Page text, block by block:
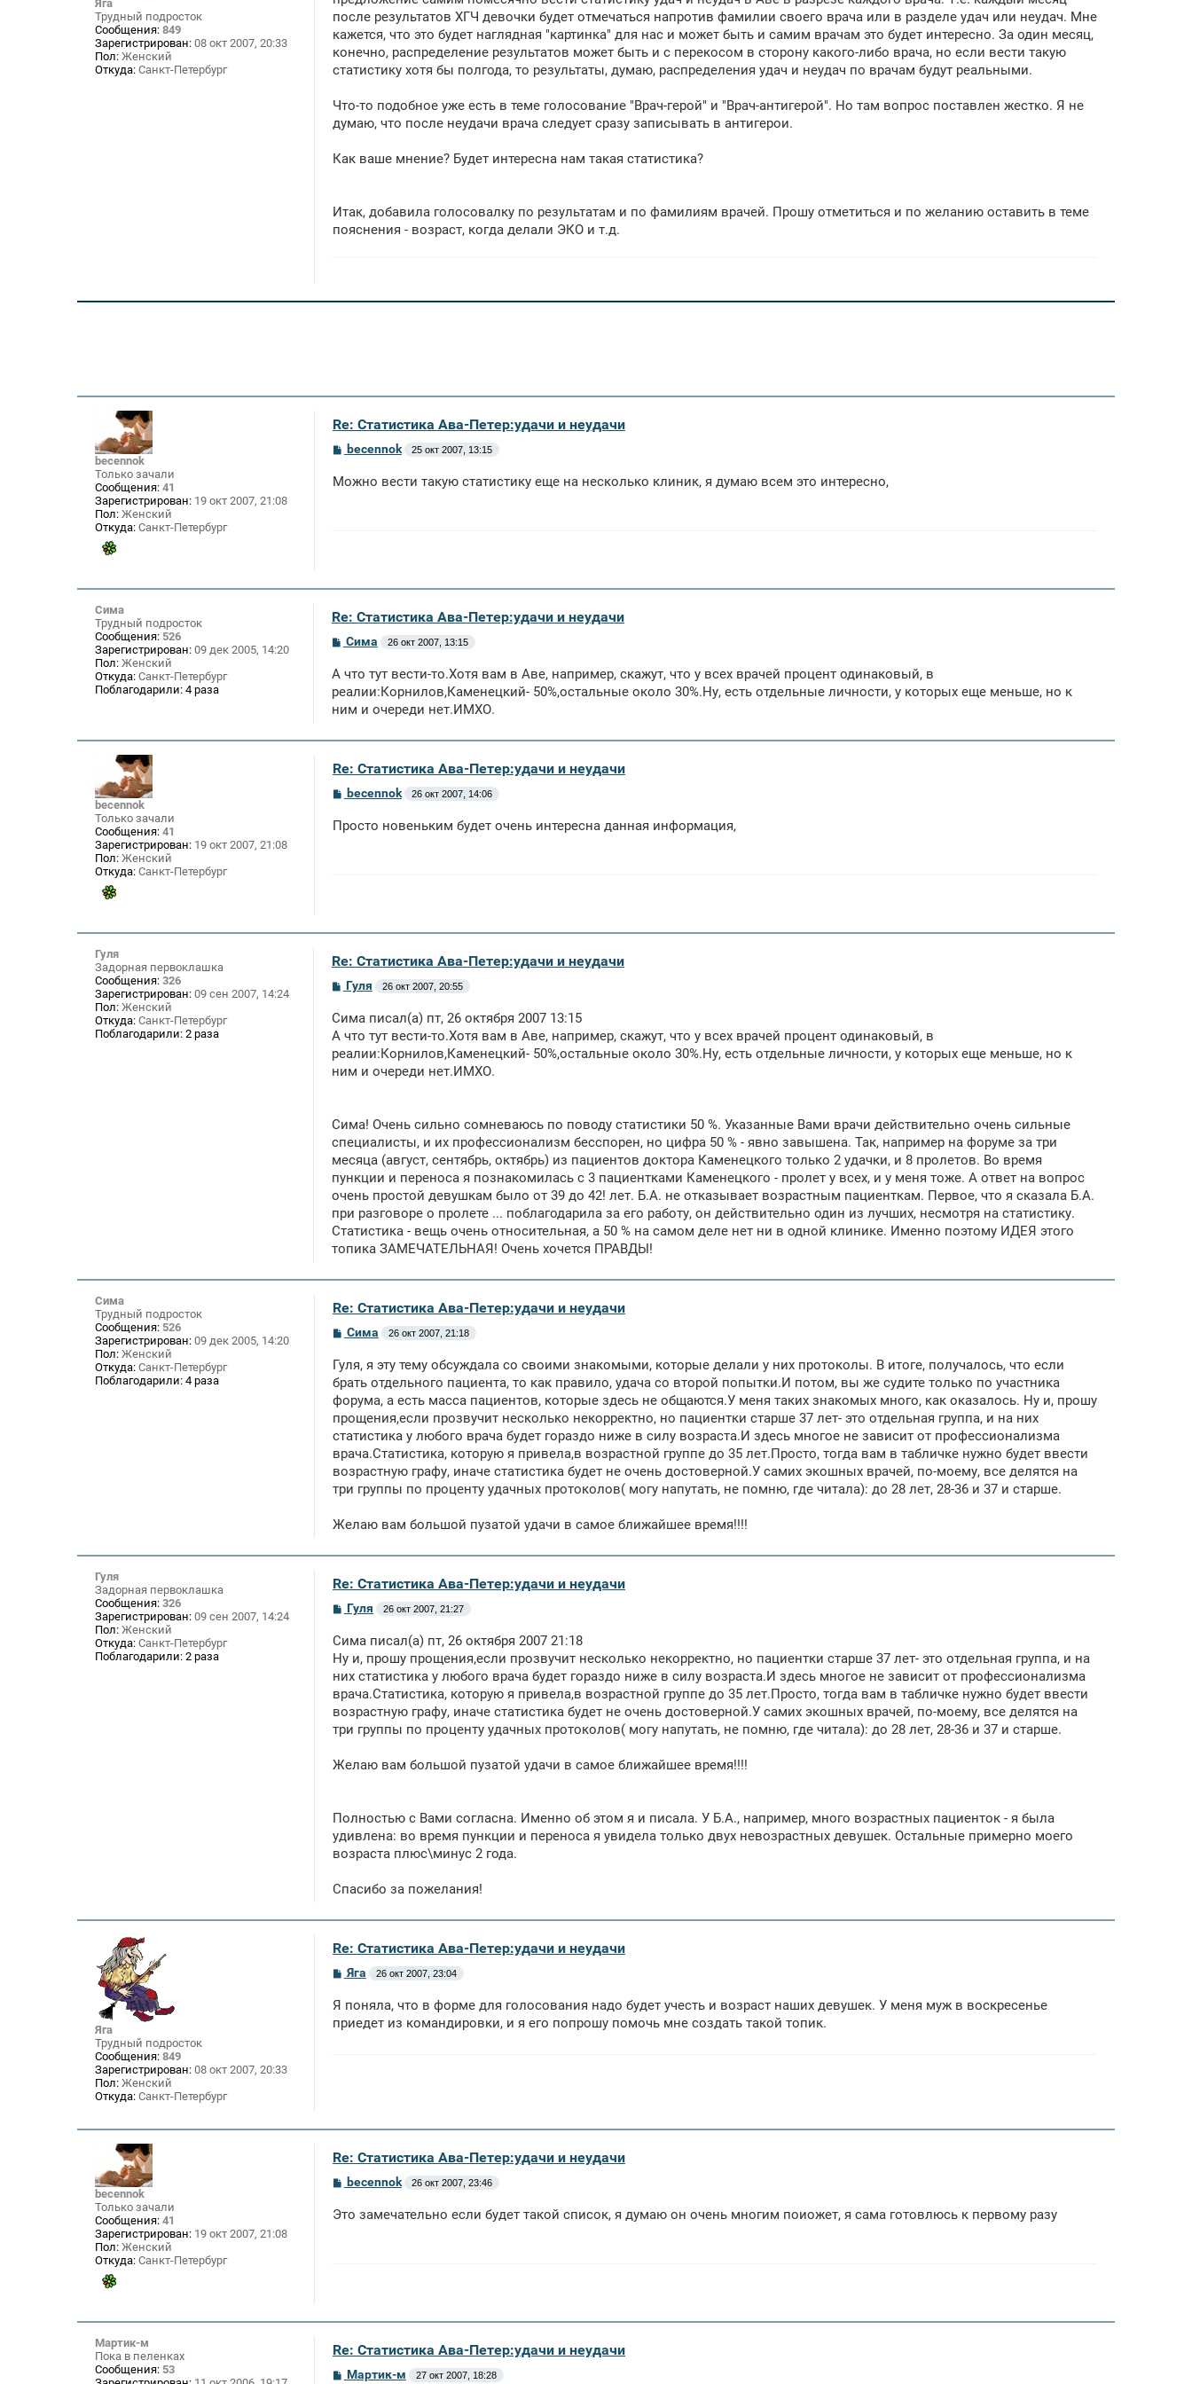
Яга
Трудный подросток
Сообщения: 849
Зарегистрирован: 08 окт 2007, 20:33
Пол: Женский
Откуда: Санкт-Петербург
е
н
и
после результатов ХГЧ девочки будет отмечаться напротив фамилии своего врача или в разделе удач или неудач. Мне
кажется, что это будет наглядная "картинка" для нас и может быть и самим врачам это будет интересно. За один месяц,
конечно, распределение результатов может быть и с перекосом в сторону какого-либо врача, но если вести такую
статистику хотя бы полгода, то результаты, думаю, распределения удач и неудач по врачам будут реальными.
Что-то подобное уже есть в теме голосование "Врач-герой" и "Врач-антигерой". Но там вопрос поставлен жестко. Я не
думаю, что после неудачи врача следует сразу записывать в антигерои.
Как ваше мнение? Будет интересна нам такая статистика?
Итак, добавила голосовалку по результатам и по фамилиям врачей. Прошу отметиться и по желанию оставить в теме
пояснения - возраст, когда делали ЭКО и т.д.
becennok
Только зачали
Сообщения: 41
Зарегистрирован: 19 окт 2007, 21:08
Пол: Женский
Откуда: Санкт-Петербург
Re: Статистика Ава-Петер:удачи и неудачи
С
о
б
becennok 25 окт 2007, 13:15
Можно вести такую статистику еще на несколько клиник, я думаю всем это интересно,
Сима
Трудный подросток
Сообщения: 526
Зарегистрирован: 09 дек 2005, 14:20
Пол: Женский
Откуда: Санкт-Петербург
Поблагодарили: 4 раза
Re: Статистика Ава-Петер:удачи и неудачи
С
о
б
щ
н
е
Сима 26 окт 2007, 13:15
А что тут вести-то.Хотя вам в Аве, например, скажут, что у всех врачей процент одинаковый, в
реалии:Корнилов,Каменецкий- 50%,остальные около 30%.Ну, есть отдельные личности, у которых еще меньше, но к
ним и очереди нет.ИМХО.
becennok
Только зачали
Сообщения: 41
Зарегистрирован: 19 окт 2007, 21:08
Пол: Женский
Откуда: Санкт-Петербург
Re: Статистика Ава-Петер:удачи и неудачи
С
о
б
becennok 26 окт 2007, 14:06
Просто новеньким будет очень интересна данная информация,
Гуля
Задорная первоклашка
Сообщения: 326
Зарегистрирован: 09 сен 2007, 14:24
Пол: Женский
Откуда: Санкт-Петербург
Поблагодарили: 2 раза
Re: Статистика Ава-Петер:удачи и неудачи
С
о
б
щ
н
и
Гуля 26 окт 2007, 20:55
Сима писал(а) пт, 26 октября 2007 13:15
А что тут вести-то.Хотя вам в Аве, например, скажут, что у всех врачей процент одинаковый, в
реалии:Корнилов,Каменецкий- 50%,остальные около 30%.Ну, есть отдельные личности, у которых еще меньше, но к
ним и очереди нет.ИМХО.
Сима! Очень сильно сомневаюсь по поводу статистики 50 %. Указанные Вами врачи действительно очень сильные
специалисты, и их профессионализм бесспорен, но цифра 50 % - явно завышена. Так, например на форуме за три
месяца (август, сентябрь, октябрь) из пациентов доктора Каменецкого только 2 удачки, и 8 пролетов. Во время
пункции и переноса я познакомилась с 3 пациентками Каменецкого - пролет у всех, и у меня тоже. А ответ на вопрос
очень простой девушкам было от 39 до 42! лет. Б.А. не отказывает возрастным пациенткам. Первое, что я сказала Б.А.
при разговоре о пролете ... поблагодарила за его работу, он действительно один из лучших, несмотря на статистику.
Статистика - вещь очень относительная, а 50 % на самом деле нет ни в одной клинике. Именно поэтому ИДЕЯ этого
топика ЗАМЕЧАТЕЛЬНАЯ! Очень хочется ПРАВДЫ!
Сима
Трудный подросток
Сообщения: 526
Зарегистрирован: 09 дек 2005, 14:20
Пол: Женский
Откуда: Санкт-Петербург
Поблагодарили: 4 раза
Re: Статистика Ава-Петер:удачи и неудачи
С
о
б
щ
н
и
е
Сима 26 окт 2007, 21:18
Гуля, я эту тему обсуждала со своими знакомыми, которые делали у них протоколы. В итоге, получалось, что если
брать отдельного пациента, то как правило, удача со второй попытки.И потом, вы же судите только по участника
форума, а есть масса пациентов, которые здесь не общаются.У меня таких знакомых много, как оказалось. Ну и, прошу
прощения,если прозвучит несколько некорректно, но пациентки старше 37 лет- это отдельная группа, и на них
статистика у любого врача будет гораздо ниже в силу возраста.И здесь многое не зависит от профессионализма
врача.Статистика, которую я привела,в возрастной группе до 35 лет.Просто, тогда вам в табличке нужно будет ввести
возрастную графу, иначе статистика будет не очень достоверной.У самих экошных врачей, по-моему, все делятся на
три группы по проценту удачных протоколов( могу напутать, не помню, где читала): до 28 лет, 28-36 и 37 и старше.
Желаю вам большой пузатой удачи в самое ближайшее время!!!!
Гуля
Задорная первоклашка
Сообщения: 326
Зарегистрирован: 09 сен 2007, 14:24
Пол: Женский
Откуда: Санкт-Петербург
Поблагодарили: 2 раза
Re: Статистика Ава-Петер:удачи и неудачи
С
о
б
щ
е
н
и
е
Гуля 26 окт 2007, 21:27
Сима писал(а) пт, 26 октября 2007 21:18
Ну и, прошу прощения,если прозвучит несколько некорректно, но пациентки старше 37 лет- это отдельная группа, и на
них статистика у любого врача будет гораздо ниже в силу возраста.И здесь многое не зависит от профессионализма
врача.Статистика, которую я привела,в возрастной группе до 35 лет.Просто, тогда вам в табличке нужно будет ввести
возрастную графу, иначе статистика будет не очень достоверной.У самих экошных врачей, по-моему, все делятся на
три группы по проценту удачных протоколов( могу напутать, не помню, где читала): до 28 лет, 28-36 и 37 и старше.
Желаю вам большой пузатой удачи в самое ближайшее время!!!!
Полностью с Вами согласна. Именно об этом я и писала. У Б.А., например, много возрастных пациенток - я была
удивлена: во время пункции и переноса я увидела только двух невозрастных девушек. Остальные примерно моего
возраста плюс\минус 2 года.
Спасибо за пожелания!
Яга
Трудный подросток
Сообщения: 849
Зарегистрирован: 08 окт 2007, 20:33
Пол: Женский
Откуда: Санкт-Петербург
Re: Статистика Ава-Петер:удачи и неудачи
С
о
б
щ
е
Яга 26 окт 2007, 23:04
Я поняла, что в форме для голосования надо будет учесть и возраст наших девушек. У меня муж в воскресенье
приедет из командировки, и я его попрошу помочь мне создать такой топик.
becennok
Только зачали
Сообщения: 41
Зарегистрирован: 19 окт 2007, 21:08
Пол: Женский
Откуда: Санкт-Петербург
Re: Статистика Ава-Петер:удачи и неудачи
С
о
б
becennok 26 окт 2007, 23:46
Это замечательно если будет такой список, я думаю он очень многим поиожет, я сама готовлюсь к первому разу
Мартик-м
Пока в пеленках
Сообщения: 53
Re: Статистика Ава-Петер:удачи и неудачи
СМартик-м 27 окт 2007, 18:28